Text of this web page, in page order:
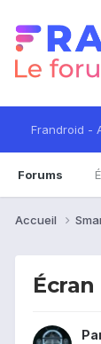
Frandroid -
Forums
Accueil